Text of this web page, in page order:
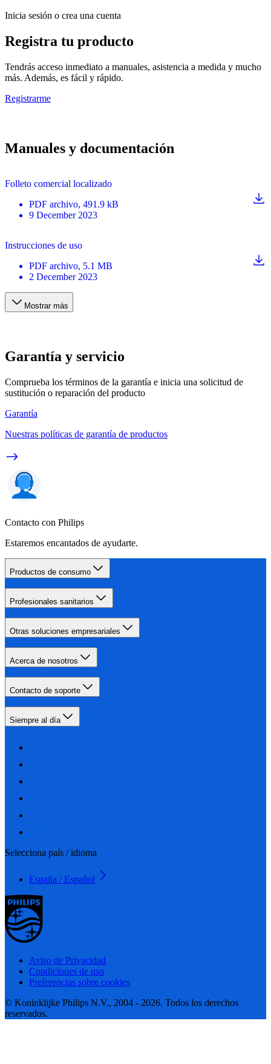
Inicia sesión o crea una cuenta
Registra tu producto
Tendrás acceso inmediato a manuales, asistencia a medida y mucho
más. Además, es fácil y rápido.
Registrarme
Manuales y documentación
Folleto comercial localizado
PDF archivo, 491.9 kB
9 December 2023
Instrucciones de uso
PDF archivo, 5.1 MB
2 December 2023
Mostrar más
Garantía y servicio
Comprueba los términos de la garantía e inicia una solicitud de
sustitución o reparación del producto
Garantía
Nuestras políticas de garantía de productos
Contacto con Philips
Estaremos encantados de ayudarte.
Productos de consumo
Profesionales sanitarios
Otras soluciones empresariales
Acerca de nosotros
Contacto de soporte
Siempre al día
Selecciona país / idioma
España / Español
Aviso de Privacidad
Condiciones de uso
Preferencias sobre cookies
© Koninklijke Philips N.V., 2004 - 2026. Todos los derechos
reservados.